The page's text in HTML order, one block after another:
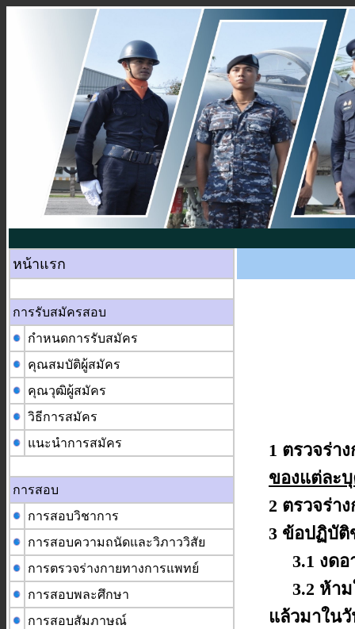
หน้าแรก
การรับสมัครสอบ
กำหนดการรับสมัคร
คุณสมบัติผู้สมัคร
คุณวุฒิผู้สมัคร
วิธีการสมัคร
แนะนำการสมัคร
การสอบ
การสอบวิชาการ
การสอบความถนัดและวิภาววิสัย
การตรวจร่างกายทางการแพทย์
การสอบพละศึกษา
การสอบสัมภาษณ์
1 ตรวจร่า
ของแต่ละ
2 ตรวจร่า
3 ข้อปฏิบัติ
3.1 งดอ
3.2 ห้าม
แล้วมาใน